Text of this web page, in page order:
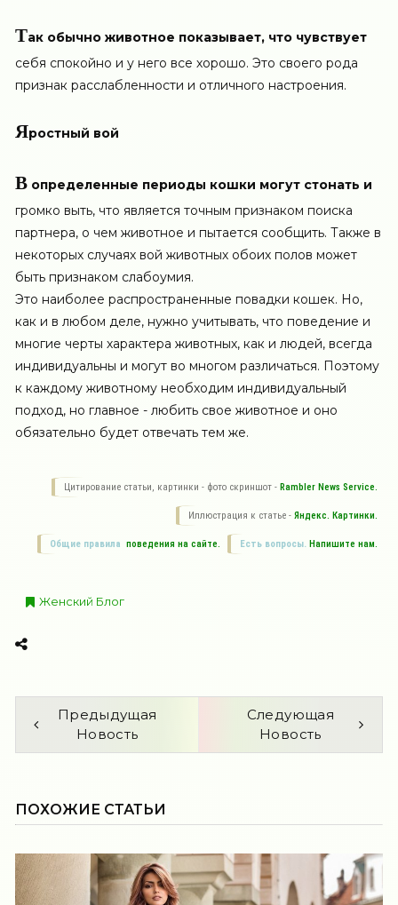
Так обычно животное показывает, что чувствует
себя спокойно и у него все хорошо. Это своего рода
признак расслабленности и отличного настроения.
Яростный вой
В определенные периоды кошки могут стонать и
громко выть, что является точным признаком поиска
партнера, о чем животное и пытается сообщить. Также в
некоторых случаях вой животных обоих полов может
быть признаком слабоумия.
Это наиболее распространенные повадки кошек. Но,
как и в любом деле, нужно учитывать, что поведение и
многие черты характера животных, как и людей, всегда
индивидуальны и могут во многом различаться. Поэтому
к каждому животному необходим индивидуальный
подход, но главное - любить свое животное и оно
обязательно будет отвечать тем же.
Цитирование статьи, картинки - фото скриншот - Rambler News Service.
Иллюстрация к статье - Яндекс. Картинки.
Есть вопросы. Напишите нам.
Общие правила поведения на сайте.
Женский Блог
Предыдущая
Новость
Следующая
Новость
ПОХОЖИЕ СТАТЬИ